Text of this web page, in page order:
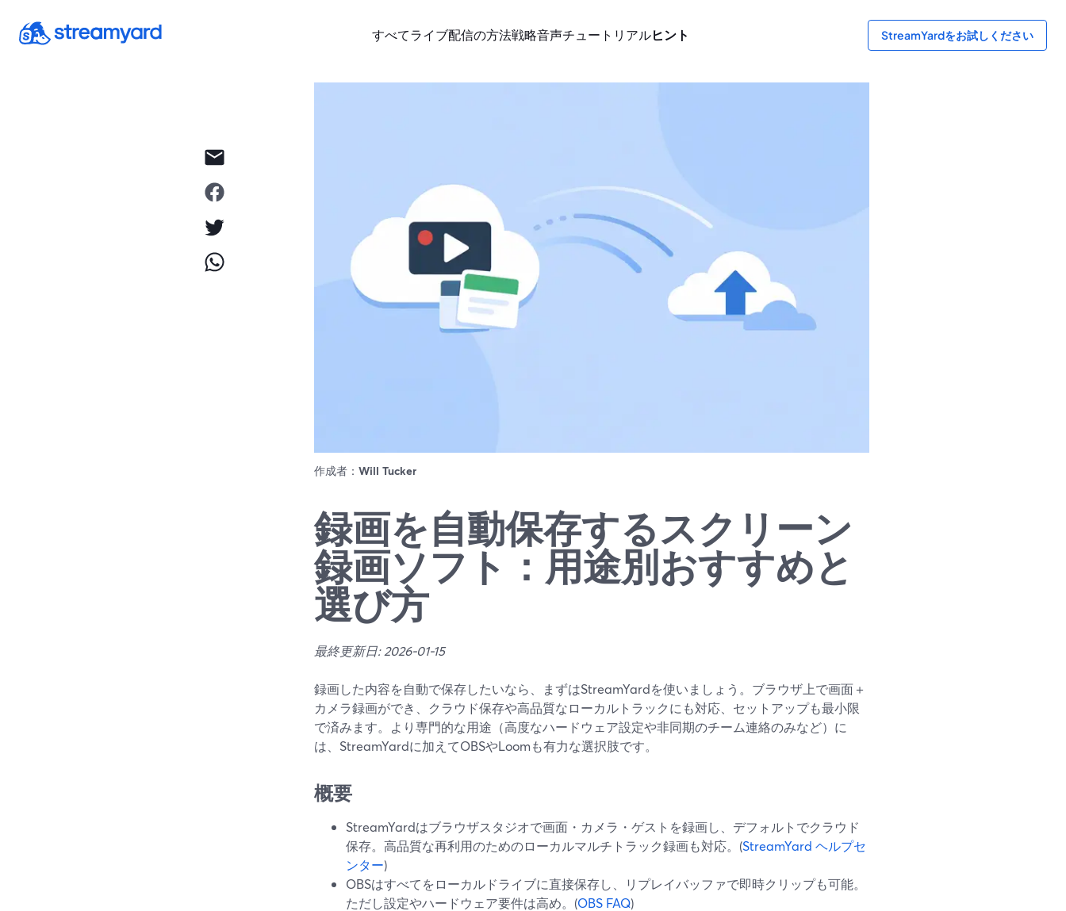
すべてライブ配信の方法戦略音声チュートリアルヒント StreamYardをお試しください
作成者： Will Tucker
録画を自動保存するスクリーン
録画ソフト：用途別おすすめと
選び方
最終更新日: 2026-01-15
録画した内容を自動で保存したいなら、まずはStreamYardを使いましょう。ブラウザ上で画面＋
カメラ録画ができ、クラウド保存や高品質なローカルトラックにも対応、セットアップも最小限
で済みます。より専門的な用途（高度なハードウェア設定や非同期のチーム連絡のみなど）に
は、StreamYardに加えてOBSやLoomも有力な選択肢です。
概要
StreamYardはブラウザスタジオで画面・カメラ・ゲストを録画し、デフォルトでクラウド
保存。高品質な再利用のためのローカルマルチトラック録画も対応。(StreamYard ヘルプセ
ンター)
OBSはすべてをローカルドライブに直接保存し、リプレイバッファで即時クリップも可能。
ただし設定やハードウェア要件は高め。(OBS FAQ)